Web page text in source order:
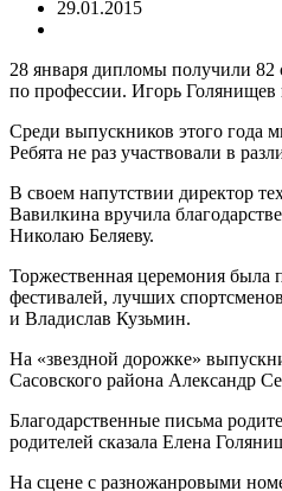
29.01.2015
28 января дипломы получили
по профессии. Игорь
Среди выпускников этого года
Ребята не раз участвовали в
В своем напутствии директор
Вавилкина вручила
Николаю Беляеву.
Торжественная церемония была
фестивалей, лучших
и Владислав Кузьмин.
На «звездной дорожке»
Сасовского района Александр
Благодарственные письма
родителей сказала Елена
На сцене с разножанровыми